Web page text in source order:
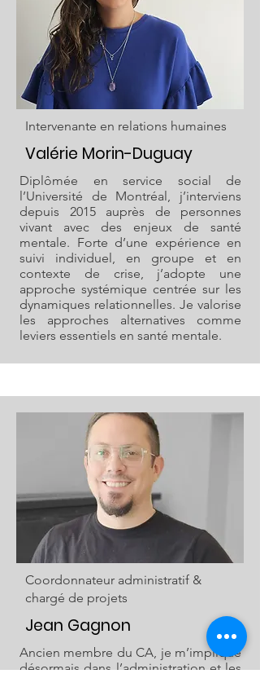
Intervenante en relations humaines
Valérie Morin-Duguay
Diplômée en service social de
l’Université de Montréal, j’interviens
depuis 2015 auprès de personnes
vivant avec des enjeux de santé
mentale. Forte d’une expérience en
suivi individuel, en groupe et en
contexte de crise, j’adopte une
approche systémique centrée sur les
dynamiques relationnelles. Je valorise
les approches alternatives comme
leviers essentiels en santé mentale.
Coordonnateur administratif &
chargé de projets
Jean Gagnon
Ancien membre du CA, je m’implique
désormais dans l’administration et les